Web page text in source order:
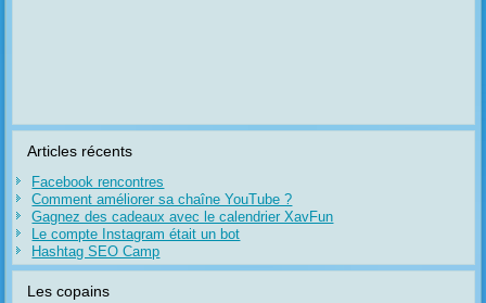
Articles récents
Facebook rencontres
Comment améliorer sa chaîne YouTube ?
Gagnez des cadeaux avec le calendrier XavFun
Le compte Instagram était un bot
Hashtag SEO Camp
Les copains